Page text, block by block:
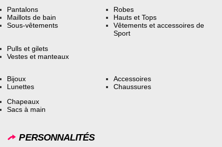
Pantalons
Maillots de bain
Sous-vêtements
Robes
Hauts et Tops
Vêtements et accessoires de
Sport
Pulls et gilets
Vestes et manteaux
Bijoux
Lunettes
Accessoires
Chaussures
Chapeaux
Sacs à main
PERSONNALITÉS